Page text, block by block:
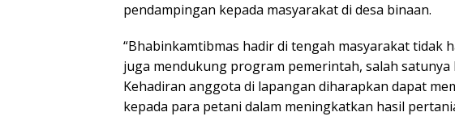
pendampingan kepada masyarakat di desa binaan.
“Bhabinkamtibmas hadir di tengah masyarakat tidak
juga mendukung program pemerintah, salah
Kehadiran anggota di lapangan diharapkan dapat
kepada para petani dalam meningkatkan hasil